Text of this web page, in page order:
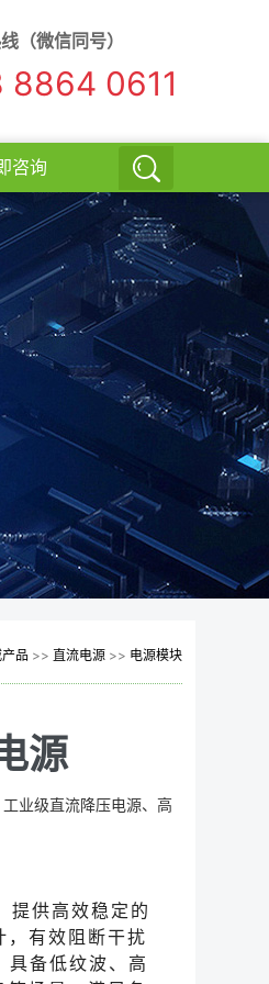
（微信同号）
8864 0611
咨询
品 >> 直流电源>> 电源模块
源
业级直流降压电源、高
提供高效稳定的
，有效阻断干扰
备低纹波、高